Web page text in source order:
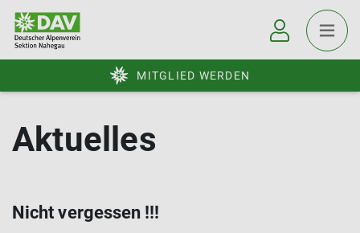
MITGLIED WERDEN
Aktuelles
Nicht vergessen !!!